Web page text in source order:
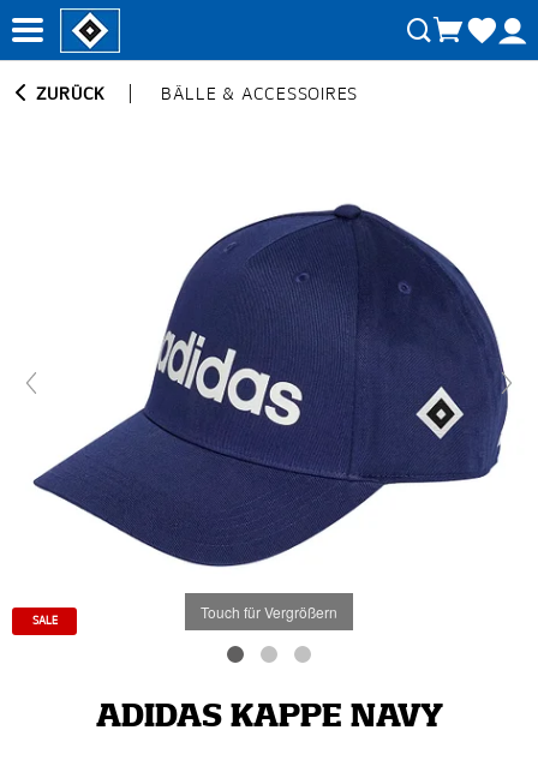
ZURÜCK BÄLLE & ACCESSOIRES
Touch für Vergrößern
SALE
ADIDAS KAPPE NAVY